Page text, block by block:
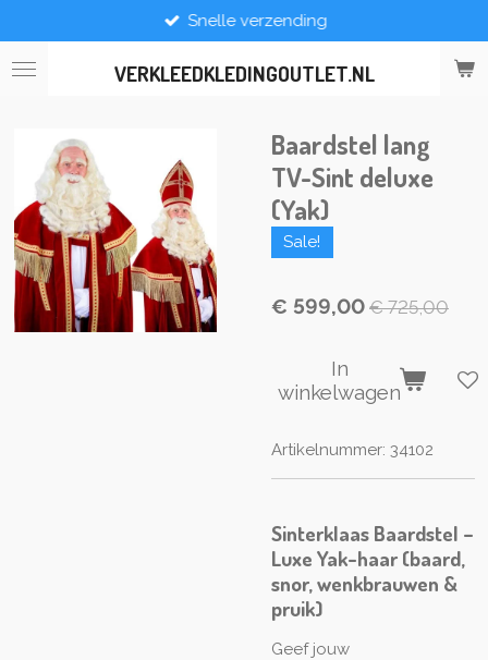
direct
naar
VERKLEEDKLEDINGOUTLET.NL
Snelle verzending
Baardstel lang
TV-Sint deluxe
(Yak)
Sale!
€ 599,00 € 725,00
In
winkelwagen
Artikelnummer: 34102
Sinterklaas Baardstel –
Luxe Yak-haar (baard,
snor, wenkbrauwen &
pruik)
Geef jouw